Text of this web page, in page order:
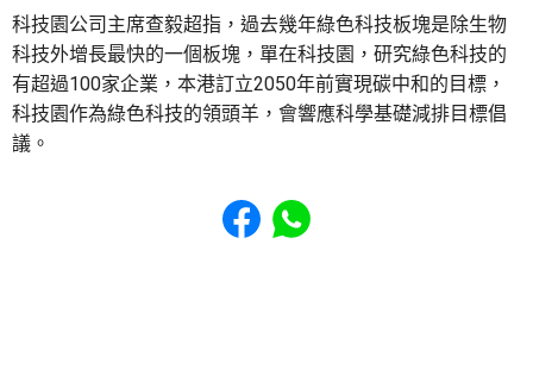
科技園公司主席查毅超指，過去幾年綠色科技板塊是除生物
科技外增長最快的一個板塊，單在科技園，研究綠色科技的
有超過100家企業，本港訂立2050年前實現碳中和的目標，
科技園作為綠色科技的領頭羊，會響應科學基礎減排目標倡
議。
Share to Facebook
Share to WhatsApp